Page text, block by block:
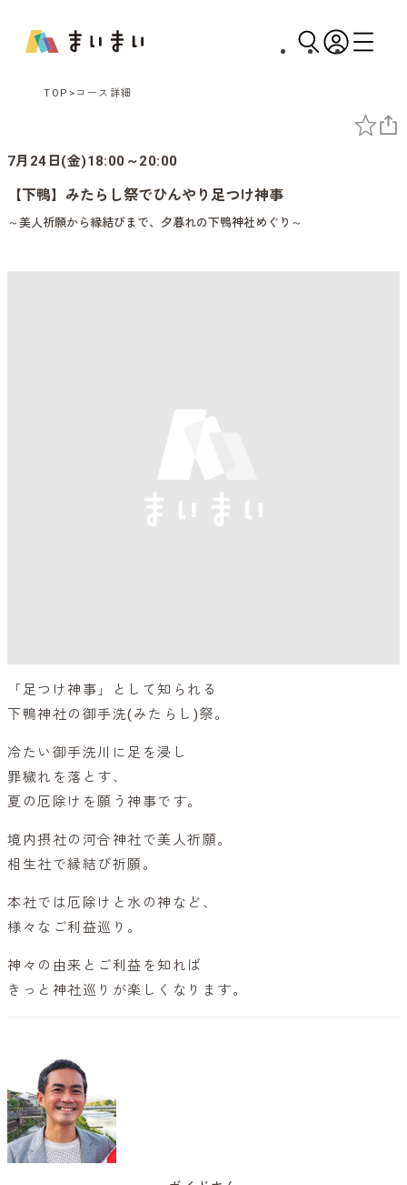
TOP コース詳細
7月24日(金)18:00～20:00
【下鴨】みたらし祭でひんやり足つけ神事
～美人祈願から縁結びまで、夕暮れの下鴨神社めぐり～
「足つけ神事」として知られる
下鴨神社の御手洗(みたらし)祭。
冷たい御手洗川に足を浸し
罪穢れを落とす、
夏の厄除けを願う神事です。
境内摂社の河合神社で美人祈願。
相生社で縁結び祈願。
本社では厄除けと水の神など、
様々なご利益巡り。
神々の由来とご利益を知れば
きっと神社巡りが楽しくなります。